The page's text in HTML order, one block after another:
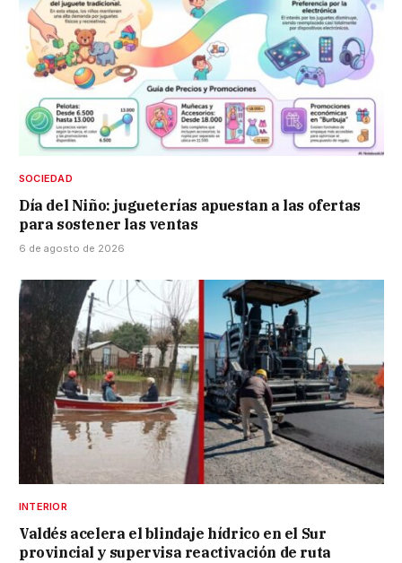
SOCIEDAD
Día del Niño: jugueterías apuestan a las ofertas
para sostener las ventas
6 de agosto de 2026
INTERIOR
Valdés acelera el blindaje hídrico en el Sur
provincial y supervisa reactivación de ruta